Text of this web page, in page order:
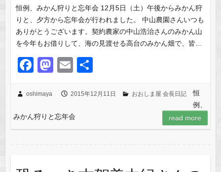
恒例、みかん狩りと忘年会 12月5日（土）午後からみかん狩
りと、夕方から忘年会が行われました。 中山農園さんいつも
ありがとうございます。契約農家の中山浩治さんのみかん山
を今年もお借りして、海の見渡せる高台のみかん畑で、皆…
F
c
e
b
M
st
o
d
E
ail
oshimaya 2015年12月11日 おおしま屋 会長日記
恒
例、
みかん狩りと忘年会
read more